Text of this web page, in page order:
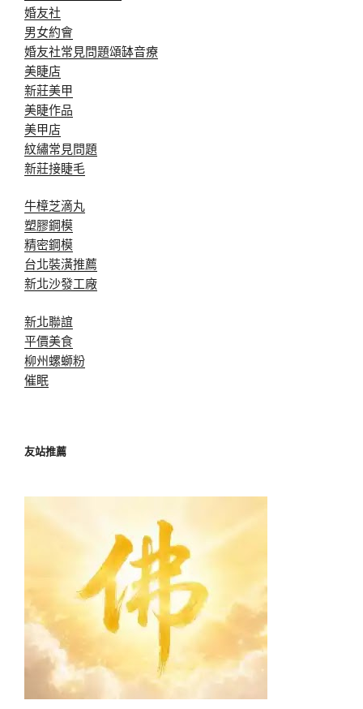
婚友社
男女約會
婚友社常見問題頌缽音療
美睫店
新莊美甲
美睫作品
美甲店
紋繡常見問題
新莊接睫毛
牛樟芝滴丸
塑膠鋼模
精密鋼模
台北裝潢推薦
新北沙發工廠
新北聯誼
平價美食
柳州螺螄粉
催眠
友站推薦